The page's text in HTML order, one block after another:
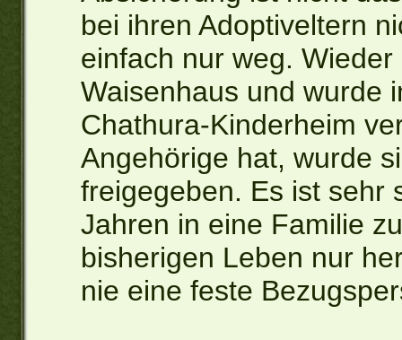
bei ihren Adoptiveltern
einfach nur weg.
Waisenhaus und wurde
Chathura-Kinderheim
Angehörige hat, wurde
freigegeben. Es ist sehr
Jahren in eine Familie
bisherigen Leben nur
nie eine feste